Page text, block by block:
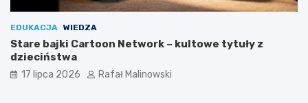
EDUKACJA WIEDZA
Stare bajki Cartoon Network – kultowe tytuły z
dzieciństwa
17 lipca 2026 Rafał Malinowski